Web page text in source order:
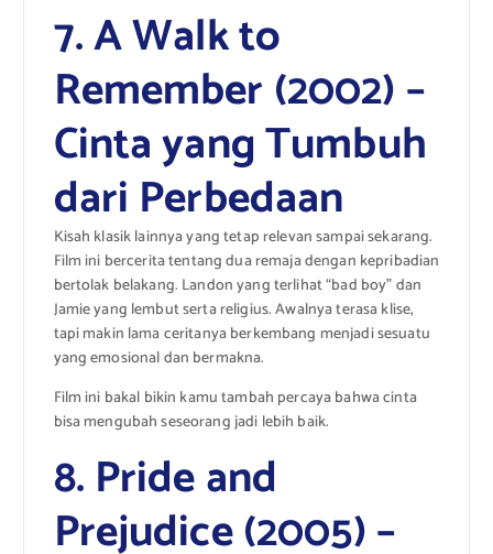
7. A Walk to
Remember (2002) –
Cinta yang Tumbuh
dari Perbedaan
Kisah klasik lainnya yang tetap relevan sampai sekarang.
Film ini bercerita tentang dua remaja dengan kepribadian
bertolak belakang. Landon yang terlihat “bad boy” dan
Jamie yang lembut serta religius. Awalnya terasa klise,
tapi makin lama ceritanya berkembang menjadi sesuatu
yang emosional dan bermakna.
Film ini bakal bikin kamu tambah percaya bahwa cinta
bisa mengubah seseorang jadi lebih baik.
8. Pride and
Prejudice (2005) –